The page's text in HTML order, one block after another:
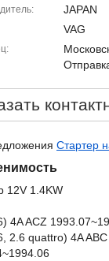
JAPAN
VAG
Стартер
12V 1.4KW
4A ACZ
2.6 quattro) 4A